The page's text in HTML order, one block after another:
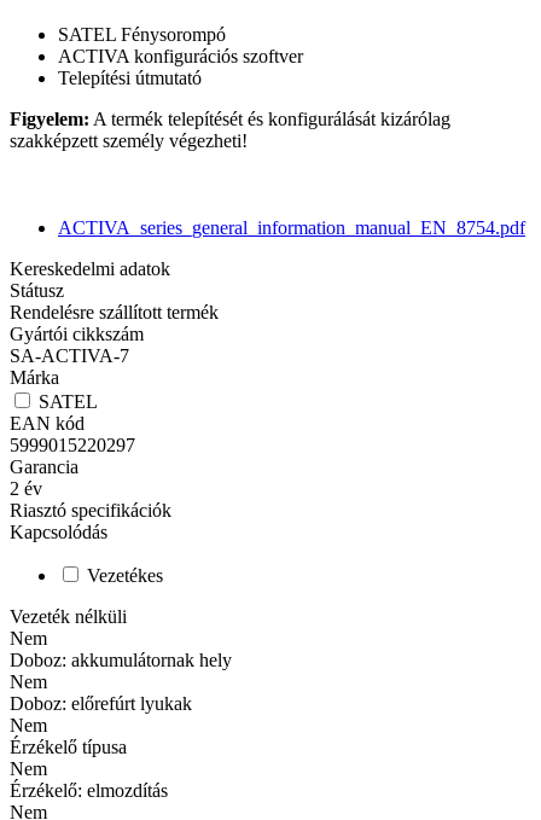
SATEL Fénysorompó
ACTIVA konfigurációs szoftver
Telepítési útmutató
Figyelem: A termék telepítését és konfigurálását kizárólag
szakképzett személy végezheti!
ACTIVA_series_general_information_manual_EN_8754.pdf
Kereskedelmi adatok
Státusz
Rendelésre szállított termék
Gyártói cikkszám
SA-ACTIVA-7
Márka
SATEL
EAN kód
5999015220297
Garancia
2 év
Riasztó specifikációk
Kapcsolódás
Vezetékes
Vezeték nélküli
Nem
Doboz: akkumulátornak hely
Nem
Doboz: előrefúrt lyukak
Nem
Érzékelő típusa
Nem
Érzékelő: elmozdítás
Nem